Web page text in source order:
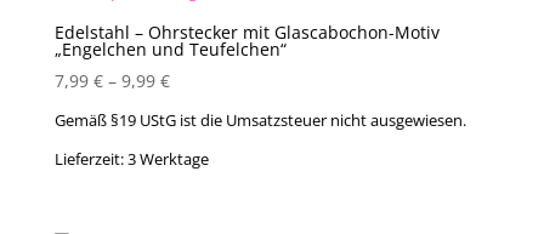
Edelstahl – Ohrstecker mit Glascabochon-Motiv
„Engelchen und Teufelchen“
7,99 €– 9,99 €
Gemäß §19 UStG ist die Umsatzsteuer nicht ausgewiesen.
Lieferzeit:3 Werktage